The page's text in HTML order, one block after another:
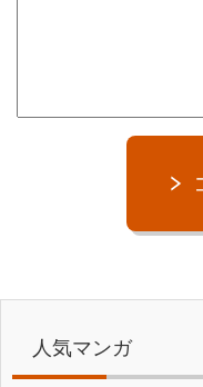
人気マンガ